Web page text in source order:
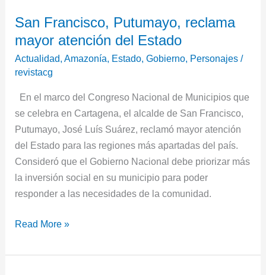
San Francisco, Putumayo, reclama
mayor atención del Estado
Actualidad,Amazonía, Estado,Gobierno, Personajes /
revistacg
En el marco del Congreso Nacional de Municipios que
se celebra en Cartagena, el alcalde de San Francisco,
Putumayo, José Luís Suárez, reclamó mayor atención
del Estado para las regiones más apartadas del país.
Consideró que el Gobierno Nacional debe priorizar más
la inversión social en su municipio para poder
responder a las necesidades de la comunidad.
Francisco,
Putumayo,
reclama
mayor
del
Estado
Read More »